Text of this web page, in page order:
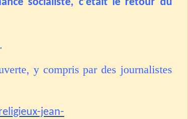
y compris par des journalistes
jean-